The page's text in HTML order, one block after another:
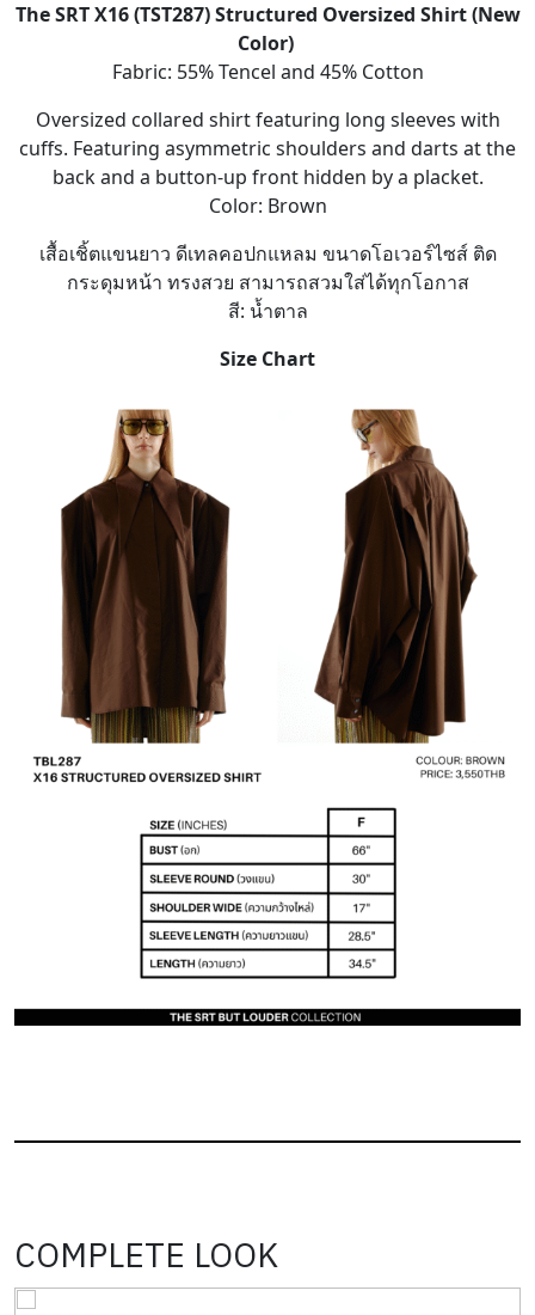
The SRT X16 (TST287) Structured Oversized Shirt (New
Color)
Fabric: 55% Tencel and 45% Cotton
Oversized collared shirt featuring long sleeves with
cuffs. Featuring asymmetric shoulders and darts at the
back and a button-up front hidden by a placket.
Color: Brown
เสื้อเชิ้ตแขนยาว ดีเทลคอปกแหลม ขนาดโอเวอร์ไซส์ ติด
กระดุมหน้า ทรงสวย สามารถสวมใส่ได้ทุกโอกาส
สี: น้ำตาล
Size Chart
COMPLETE LOOK